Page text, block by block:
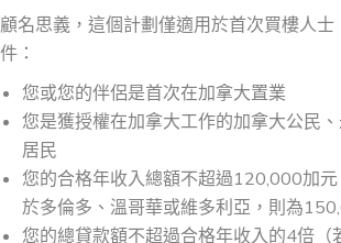
顧名思義，這個計劃僅適用於首次買樓人
件：
您或您的伴侶是首次在加拿大置業
您是獲授權在加拿大工作的加拿大公民
居民
您的合格年收入總額不超過120,000加
於多倫多、溫哥華或維多利亞，則為
您的總貸款額不超過合格年收入的4倍（